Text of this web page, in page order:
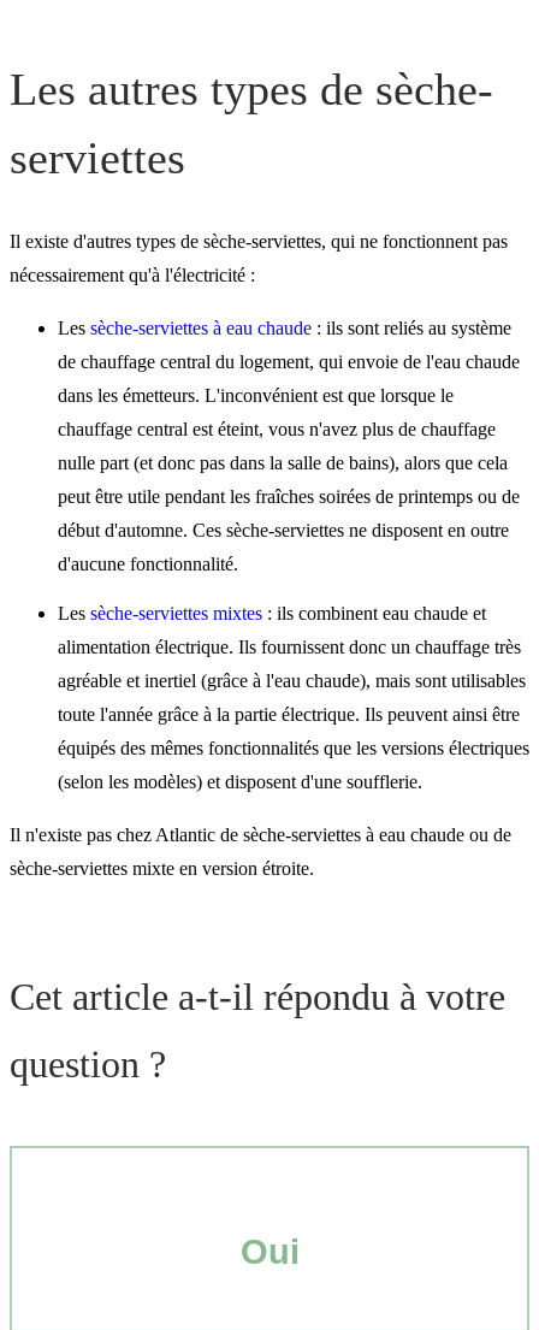
Les autres types de sèche-
serviettes
Il existe d'autres types de sèche-serviettes, qui ne fonctionnent pas
nécessairement qu'à l'électricité :
Les sèche-serviettes à eau chaude : ils sont reliés au système
de chauffage central du logement, qui envoie de l'eau chaude
dans les émetteurs. L'inconvénient est que lorsque le
chauffage central est éteint, vous n'avez plus de chauffage
nulle part (et donc pas dans la salle de bains), alors que cela
peut être utile pendant les fraîches soirées de printemps ou de
début d'automne. Ces sèche-serviettes ne disposent en outre
d'aucune fonctionnalité.
Les sèche-serviettes mixtes : ils combinent eau chaude et
alimentation électrique. Ils fournissent donc un chauffage très
agréable et inertiel (grâce à l'eau chaude), mais sont utilisables
toute l'année grâce à la partie électrique. Ils peuvent ainsi être
équipés des mêmes fonctionnalités que les versions électriques
(selon les modèles) et disposent d'une soufflerie.
Il n'existe pas chez Atlantic de sèche-serviettes à eau chaude ou de
sèche-serviettes mixte en version étroite.
Cet article a-t-il répondu à votre
question ?
Oui